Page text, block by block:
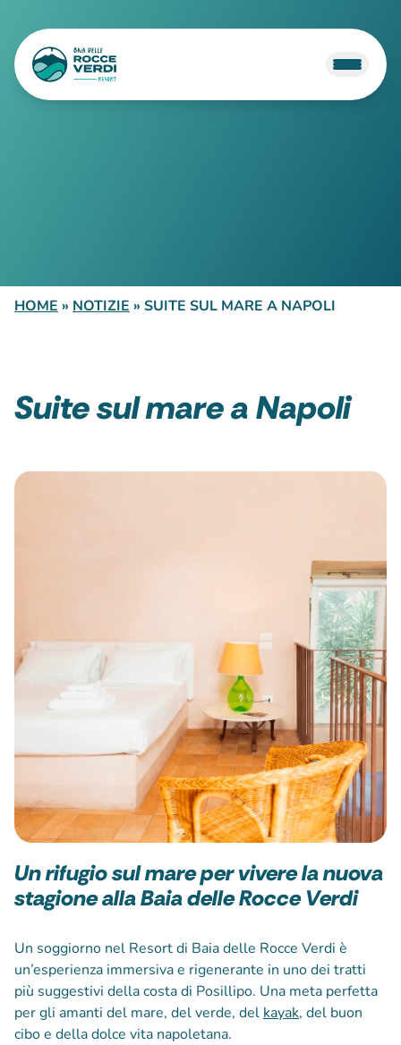
HOME » NOTIZIE » SUITE SUL MARE A NAPOLI
Suite sul mare a Napoli
Un rifugio sul mare per vivere la nuova
stagione alla Baia delle Rocce Verdi
Un soggiorno nel Resort di Baia delle Rocce Verdi è
un’esperienza immersiva e rigenerante in uno dei tratti
più suggestivi della costa di Posillipo. Una meta perfetta
per gli amanti del mare, del verde, del kayak, del buon
cibo e della dolce vita napoletana.